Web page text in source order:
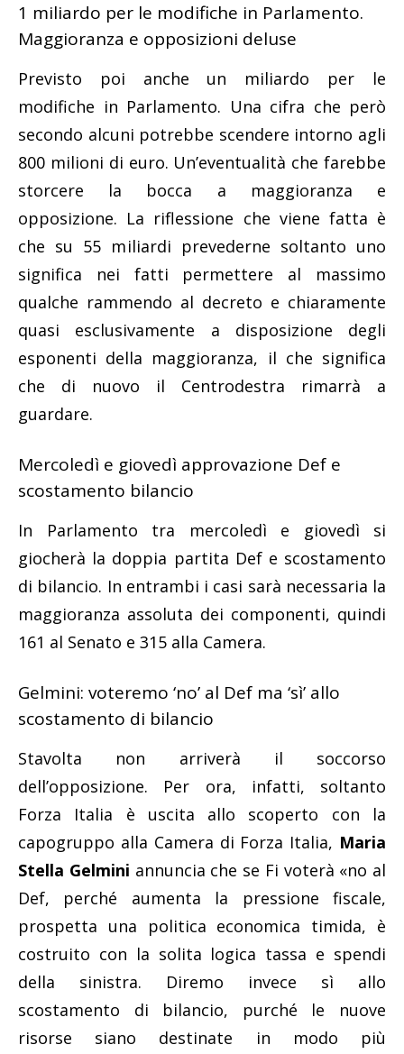
1 miliardo per le modifiche in Parlamento.
Maggioranza e opposizioni deluse
Previsto poi anche un miliardo per le
modifiche in Parlamento. Una cifra che però
secondo alcuni potrebbe scendere intorno agli
800 milioni di euro. Un’eventualità che farebbe
storcere la bocca a maggioranza e
opposizione. La riflessione che viene fatta è
che su 55 miliardi prevederne soltanto uno
significa nei fatti permettere al massimo
qualche rammendo al decreto e chiaramente
quasi esclusivamente a disposizione degli
esponenti della maggioranza, il che significa
che di nuovo il Centrodestra rimarrà a
guardare.
Mercoledì e giovedì approvazione Def e
scostamento bilancio
In Parlamento tra mercoledì e giovedì si
giocherà la doppia partita Def e scostamento
di bilancio. In entrambi i casi sarà necessaria la
maggioranza assoluta dei componenti, quindi
161 al Senato e 315 alla Camera.
Gelmini: voteremo ‘no’ al Def ma ‘sì’ allo
scostamento di bilancio
Stavolta non arriverà il soccorso
dell’opposizione. Per ora, infatti, soltanto
Forza Italia è uscita allo scoperto con la
capogruppo alla Camera di Forza Italia, Maria
Stella Gelmini annuncia che se Fi voterà «no al
Def, perché aumenta la pressione fiscale,
prospetta una politica economica timida, è
costruito con la solita logica tassa e spendi
della sinistra. Diremo invece sì allo
scostamento di bilancio, purché le nuove
risorse siano destinate in modo più